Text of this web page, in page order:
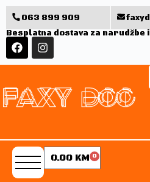
063 899 909
Besplatna dostava za narudžbe
0.00 KM 0